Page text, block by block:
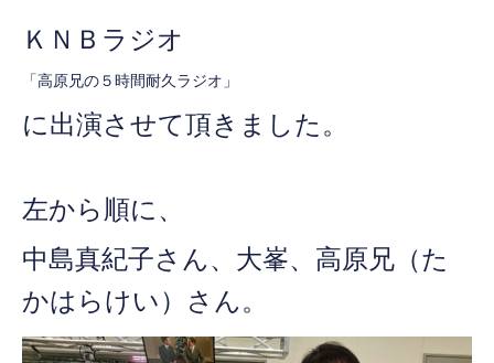
ＫＮＢラジオ
「高原兄の５時間耐久ラジオ」
に出演させて頂きました。
左から順に、
中島真紀子さん、大峯、 高原兄（た
かはらけい）さん。